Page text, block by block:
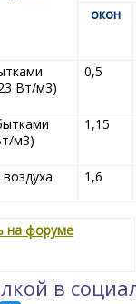
окон
Вт/м3)
0,5
м3)
1,15
1,6
на форуме
в